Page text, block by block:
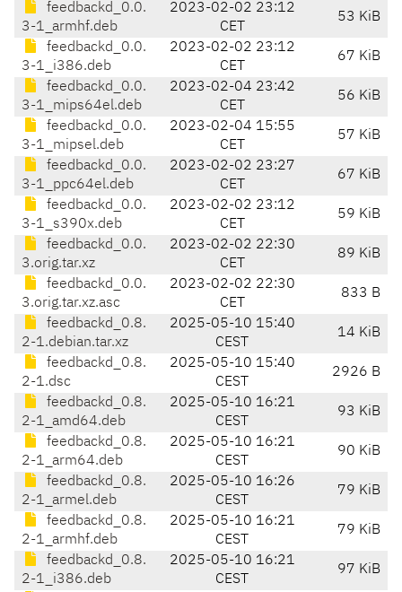
feedbackd_0.0.
3-1_armhf.deb
2023-02-02 23:12
CET
53 KiB
feedbackd_0.0.
3-1_i386.deb
2023-02-02 23:12
CET
67 KiB
feedbackd_0.0.
3-1_mips64el.deb
2023-02-04 23:42
CET
56 KiB
feedbackd_0.0.
3-1_mipsel.deb
2023-02-04 15:55
CET
57 KiB
feedbackd_0.0.
3-1_ppc64el.deb
2023-02-02 23:27
CET
67 KiB
feedbackd_0.0.
3-1_s390x.deb
2023-02-02 23:12
CET
59 KiB
feedbackd_0.0.
3.orig.tar.xz
2023-02-02 22:30
CET
89 KiB
feedbackd_0.0.
3.orig.tar.xz.asc
2023-02-02 22:30
CET
833 B
feedbackd_0.8.
2-1.debian.tar.xz
2025-05-10 15:40
CEST
14 KiB
feedbackd_0.8.
2-1.dsc
2025-05-10 15:40
CEST
2926 B
feedbackd_0.8.
2-1_amd64.deb
2025-05-10 16:21
CEST
93 KiB
feedbackd_0.8.
2-1_arm64.deb
2025-05-10 16:21
CEST
90 KiB
feedbackd_0.8.
2-1_armel.deb
2025-05-10 16:26
CEST
79 KiB
feedbackd_0.8.
2-1_armhf.deb
2025-05-10 16:21
CEST
79 KiB
feedbackd_0.8.
2-1_i386.deb
2025-05-10 16:21
CEST
97 KiB